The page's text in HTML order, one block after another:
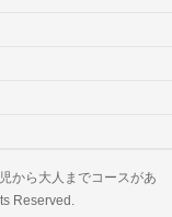
から大人までコースがあ
Reserved.